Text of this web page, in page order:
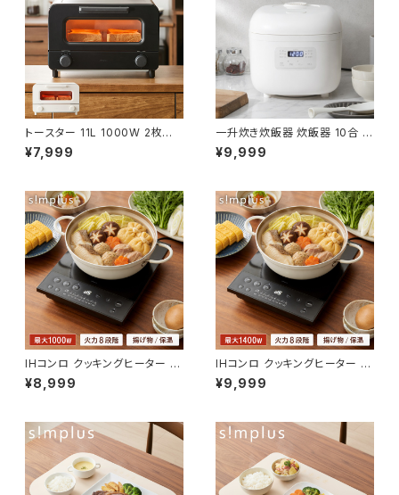
トースター 11L 1000W 2枚焼き
オーブントースター 100℃~23
0℃ タイマー付き 温度無段階調
lus シンプラス SP-TT02【送料
無料】
¥7,999
一升炊き炊飯器 炊飯器 10合 マ
イコン式 炊飯ジャー 白米 無洗
米 早炊き 玄米 お粥 雑穀米 ス
れ簡単 simplus シンプラス SP
-RCMC10【送料無料】
¥9,999
IHコンロ クッキングヒーター 10
00W 卓上IH調理器 1口 8段階
揚げ物 高火力 切り忘れ防止 保
simplus シンプラス SP-NIHC
01-BK【送料無料】
¥8,999
IHコンロ クッキングヒーター 14
00W 卓上IH調理器 1口 8段階
揚げ物 高火力 切り忘れ防止 保
simplus シンプラス SP-NIHC
02-BK【送料無料】
¥9,999